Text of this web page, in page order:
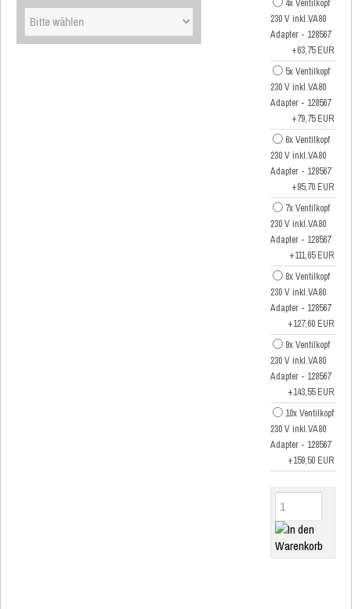
4x Ventilkopf
230 V inkl.VA80
Adapter - 128567
+63,75 EUR
5x Ventilkopf
230 V inkl.VA80
Adapter - 128567
+79,75 EUR
6x Ventilkopf
230 V inkl.VA80
Adapter - 128567
+95,70 EUR
7x Ventilkopf
230 V inkl.VA80
Adapter - 128567
+111,65 EUR
8x Ventilkopf
230 V inkl.VA80
Adapter - 128567
+127,60 EUR
9x Ventilkopf
230 V inkl.VA80
Adapter - 128567
+143,55 EUR
10x Ventilkopf
230 V inkl.VA80
Adapter - 128567
+159,50 EUR